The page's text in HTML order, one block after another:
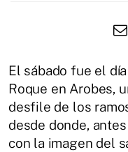
El sábado fue el
Roque en Arobes,
desfile de los
desde donde,
con la imagen del